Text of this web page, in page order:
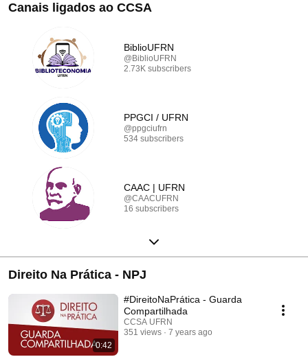
Canais ligados ao CCSA
BiblioUFRN
@BiblioUFRN
2.73K subscribers
PPGCI / UFRN
@ppgciufrn
534 subscribers
CAAC | UFRN
@CAACUFRN
16 subscribers
Direito Na Prática - NPJ
0:42
#DireitoNaPrática - Guarda
Compartilhada
CCSA UFRN
351 views
7 years ago